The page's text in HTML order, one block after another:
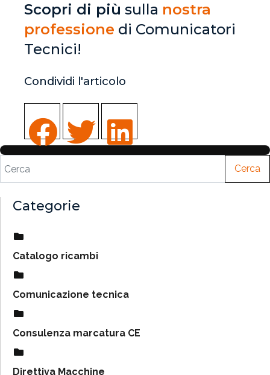
Scopri di più sulla nostra
professione di Comunicatori
Tecnici!
Condividi l'articolo
Cerca
Categorie
Catalogo ricambi
Comunicazione tecnica
Consulenza marcatura CE
Direttiva Macchine